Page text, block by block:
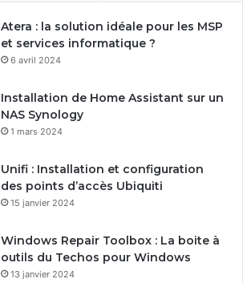
Atera : la solution idéale pour les MSP
et services informatique ?
6 avril 2024
Installation de Home Assistant sur un
NAS Synology
1 mars 2024
Unifi : Installation et configuration
des points d’accès Ubiquiti
15 janvier 2024
Windows Repair Toolbox : La boite à
outils du Techos pour Windows
13 janvier 2024